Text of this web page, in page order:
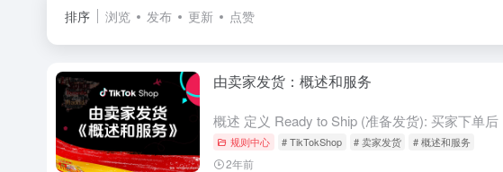
排序 浏览 发布 更新 点赞
由卖家发货：概述和服务
规则中心 # TikTokShop # 卖家发货 # 概述和服务
2年前